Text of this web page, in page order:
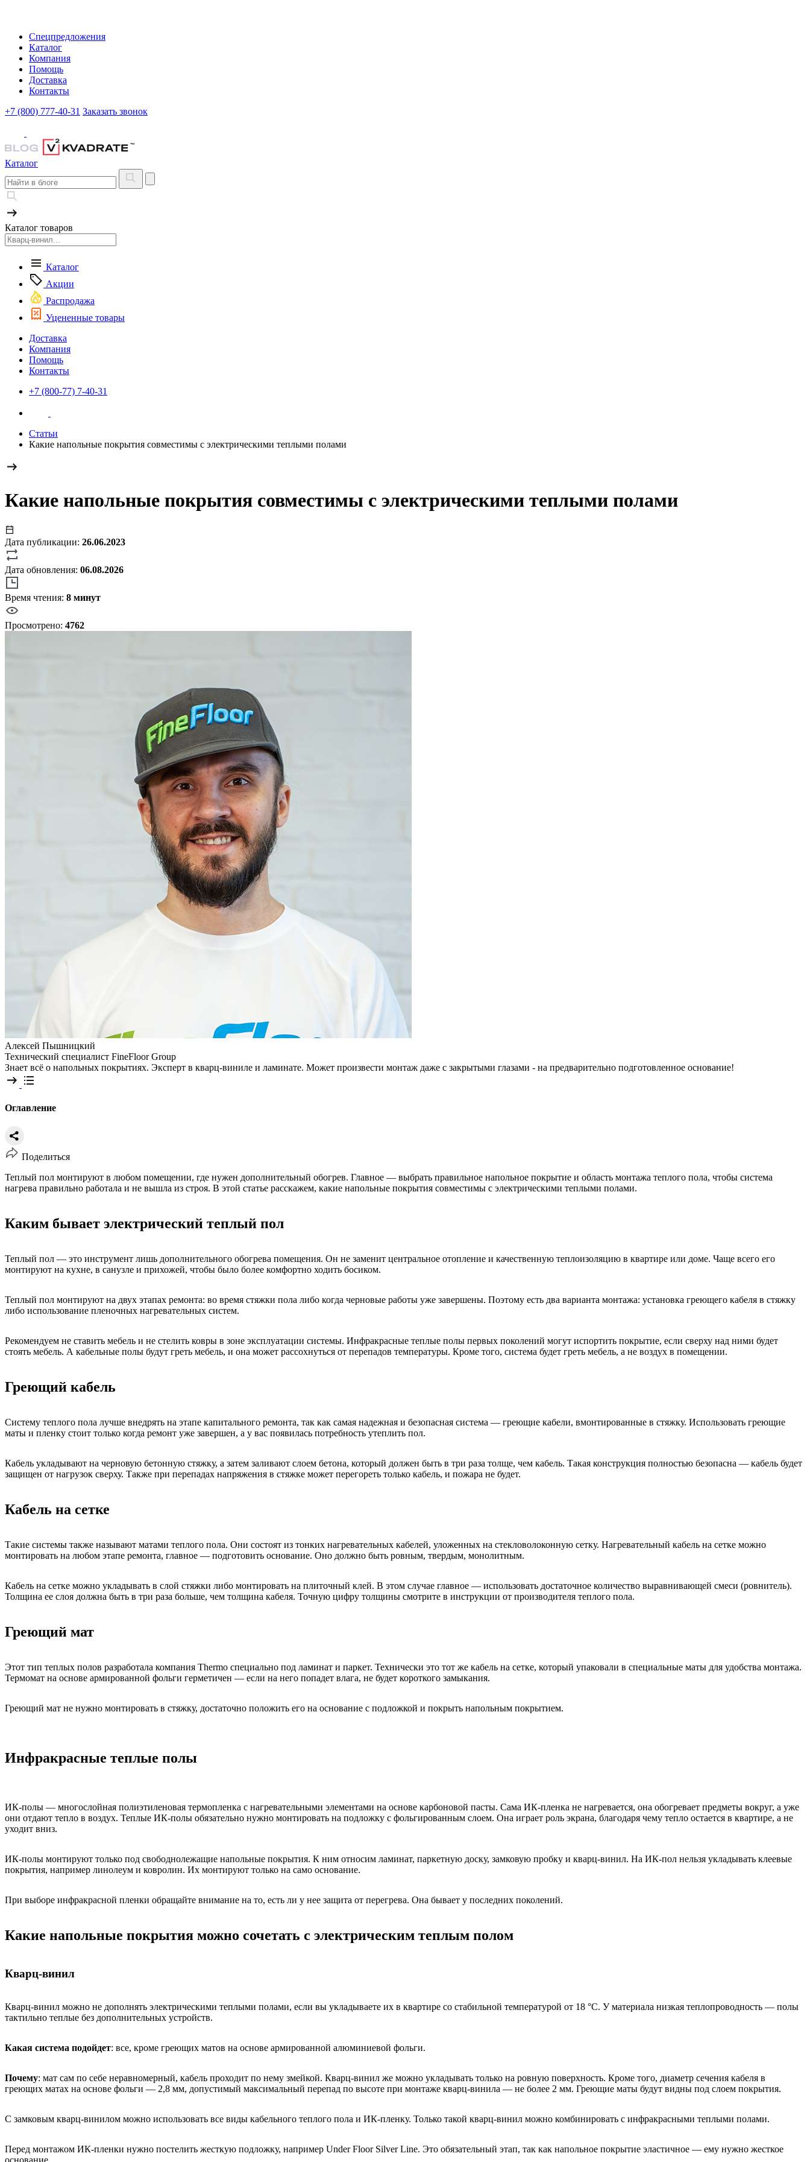
Спецпредложения
Каталог
Компания
Помощь
Доставка
Контакты
+7 (800) 777-40-31 Заказать звонок
Каталог
Каталог товаров
Каталог
Акции
Распродажа
Уцененные товары
Доставка
Компания
Помощь
Контакты
+7 (800-77) 7-40-31
Статьи
Какие напольные покрытия совместимы с электрическими теплыми полами
Какие напольные покрытия совместимы с электрическими теплыми полами
Дата публикации: 26.06.2023
Дата обновления: 06.08.2026
Время чтения: 8 минут
Просмотрено: 4762
Алексей Пышницкий
Технический специалист FineFloor Group
Знает всё о напольных покрытиях. Эксперт в кварц-виниле и ламинате. Может произвести монтаж даже с закрытыми глазами - на предварительно подготовленное основание!
Оглавление
Поделиться
Теплый пол монтируют в любом помещении, где нужен дополнительный обогрев. Главное — выбрать правильное напольное покрытие и область монтажа теплого пола, чтобы система
нагрева правильно работала и не вышла из строя. В этой статье расскажем, какие напольные покрытия совместимы с электрическими теплыми полами.
Каким бывает электрический теплый пол
Теплый пол — это инструмент лишь дополнительного обогрева помещения. Он не заменит центральное отопление и качественную теплоизоляцию в квартире или доме. Чаще всего его
монтируют на кухне, в санузле и прихожей, чтобы было более комфортно ходить босиком.
Теплый пол монтируют на двух этапах ремонта: во время стяжки пола либо когда черновые работы уже завершены. Поэтому есть два варианта монтажа: установка греющего кабеля в стяжку
либо использование пленочных нагревательных систем.
Рекомендуем не ставить мебель и не стелить ковры в зоне эксплуатации системы. Инфракрасные теплые полы первых поколений могут испортить покрытие, если сверху над ними будет
стоять мебель. А кабельные полы будут греть мебель, и она может рассохнуться от перепадов температуры. Кроме того, система будет греть мебель, а не воздух в помещении.
Греющий кабель
Систему теплого пола лучше внедрять на этапе капитального ремонта, так как самая надежная и безопасная система — греющие кабели, вмонтированные в стяжку. Использовать греющие
маты и пленку стоит только когда ремонт уже завершен, а у вас появилась потребность утеплить пол.
Кабель укладывают на черновую бетонную стяжку, а затем заливают слоем бетона, который должен быть в три раза толще, чем кабель. Такая конструкция полностью безопасна — кабель будет
защищен от нагрузок сверху. Также при перепадах напряжения в стяжке может перегореть только кабель, и пожара не будет.
Кабель на сетке
Такие системы также называют матами теплого пола. Они состоят из тонких нагревательных кабелей, уложенных на стекловолоконную сетку. Нагревательный кабель на сетке можно
монтировать на любом этапе ремонта, главное — подготовить основание. Оно должно быть ровным, твердым, монолитным.
Кабель на сетке можно укладывать в слой стяжки либо монтировать на плиточный клей. В этом случае главное — использовать достаточное количество выравнивающей смеси (ровнитель).
Толщина ее слоя должна быть в три раза больше, чем толщина кабеля. Точную цифру толщины смотрите в инструкции от производителя теплого пола.
Греющий мат
Этот тип теплых полов разработала компания Thermo специально под ламинат и паркет. Технически это тот же кабель на сетке, который упаковали в специальные маты для удобства монтажа.
Термомат на основе армированной фольги герметичен — если на него попадет влага, не будет короткого замыкания.
Греющий мат не нужно монтировать в стяжку, достаточно положить его на основание с подложкой и покрыть напольным покрытием.
Инфракрасные теплые полы
ИК-полы — многослойная полиэтиленовая термопленка с нагревательными элементами на основе карбоновой пасты. Сама ИК-пленка не нагревается, она обогревает предметы вокруг, а уже
они отдают тепло в воздух. Теплые ИК-полы обязательно нужно монтировать на подложку с фольгированным слоем. Она играет роль экрана, благодаря чему тепло остается в квартире, а не
уходит вниз.
ИК-полы монтируют только под свободнолежащие напольные покрытия. К ним относим ламинат, паркетную доску, замковую пробку и кварц-винил. На ИК-пол нельзя укладывать клеевые
покрытия, например линолеум и ковролин. Их монтируют только на само основание.
При выборе инфракрасной пленки обращайте внимание на то, есть ли у нее защита от перегрева. Она бывает у последних поколений.
Какие напольные покрытия можно сочетать с электрическим теплым полом
Кварц-винил
Кварц-винил можно не дополнять электрическими теплыми полами, если вы укладываете их в квартире со стабильной температурой от 18 °C. У материала низкая теплопроводность — полы
тактильно теплые без дополнительных устройств.
Какая система подойдет: все, кроме греющих матов на основе армированной алюминиевой фольги.
Почему: мат сам по себе неравномерный, кабель проходит по нему змейкой. Кварц-винил же можно укладывать только на ровную поверхность. Кроме того, диаметр сечения кабеля в
греющих матах на основе фольги — 2,8 мм, допустимый максимальный перепад по высоте при монтаже кварц-винила — не более 2 мм. Греющие маты будут видны под слоем покрытия.
С замковым кварц-винилом можно использовать все виды кабельного теплого пола и ИК-пленку. Только такой кварц-винил можно комбинировать с инфракрасными теплыми полами.
Перед монтажом ИК-пленки нужно постелить жесткую подложку, например Under Floor Silver Line. Это обязательный этап, так как напольное покрытие эластичное — ему нужно жесткое
основание.